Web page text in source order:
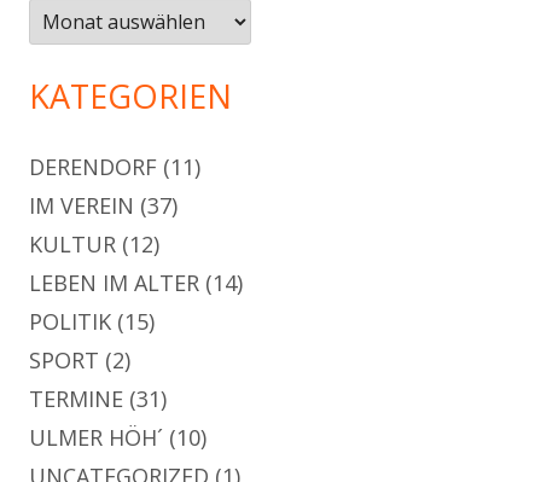
Archiv
KATEGORIEN
DERENDORF (11)
IM VEREIN (37)
KULTUR (12)
LEBEN IM ALTER (14)
POLITIK (15)
SPORT (2)
TERMINE (31)
ULMER HÖH´ (10)
UNCATEGORIZED (1)